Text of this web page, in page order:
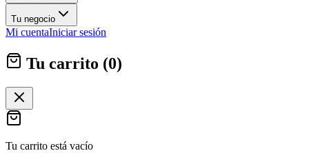
Tu negocio
Mi cuentaIniciar sesión
Tu carrito (0)
Tu carrito está vacío